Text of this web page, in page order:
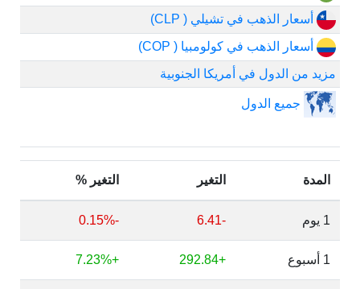
أسعار الذهب في تشيلي ( CLP)
أسعار الذهب في كولومبيا ( COP)
مزيد من الدول في أمريكا الجنوبية
جميع الدول
المدة التغير التغير %
1 يوم -6.41
-0.15%
1 أسبوع +292.84
+7.23%